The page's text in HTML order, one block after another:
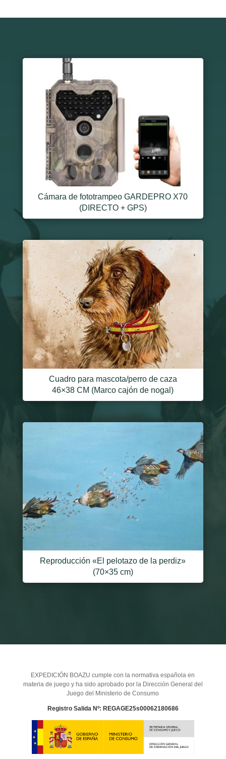
Cámara de fototrampeo GARDEPRO X70
(DIRECTO + GPS)
Cuadro para mascota/perro de caza
46×38 CM (Marco cajón de nogal)
Reproducción «El pelotazo de la perdiz»
(70×35 cm)
EXPEDICIÓN BOAZU cumple con la normativa española en
materia de juego y ha sido aprobado por la Dirección General del
Juego del Ministerio de Consumo
Registro Salida Nº: REGAGE25s00062180686